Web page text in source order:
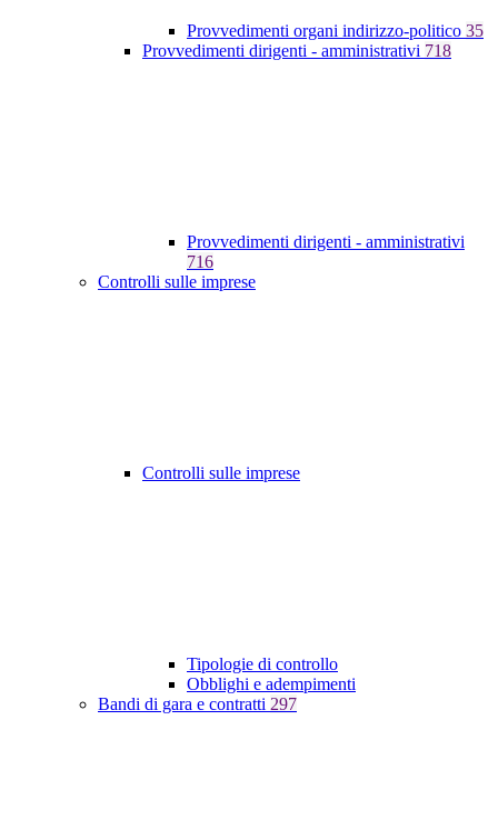
Provvedimenti organi indirizzo-politico 35
Provvedimenti dirigenti - amministrativi 718
Provvedimenti dirigenti - amministrativi
716
Controlli sulle imprese
Controlli sulle imprese
Tipologie di controllo
Obblighi e adempimenti
Bandi di gara e contratti 297